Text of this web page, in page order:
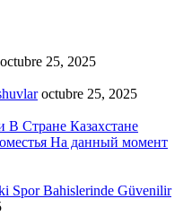
octubre 25, 2025
octubre 25, 2025
Стране Казахстане
На данный момент
Spor Bahislerinde Güvenilir